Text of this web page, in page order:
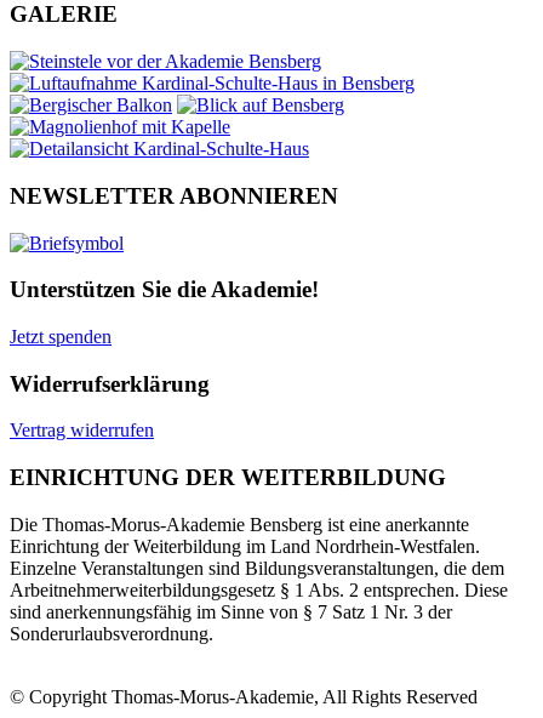
GALERIE
NEWSLETTER ABONNIEREN
Unterstützen Sie die Akademie!
Jetzt spenden
Widerrufserklärung
Vertrag widerrufen
EINRICHTUNG DER WEITERBILDUNG
Die Thomas-Morus-Akademie Bensberg ist eine anerkannte
Einrichtung der Weiterbildung im Land Nordrhein-Westfalen.
Einzelne Veranstaltungen sind Bildungsveranstaltungen, die dem
Arbeitnehmerweiterbildungsgesetz § 1 Abs. 2 entsprechen. Diese
sind anerkennungsfähig im Sinne von § 7 Satz 1 Nr. 3 der
Sonderurlaubsverordnung.
© Copyright Thomas-Morus-Akademie, All Rights Reserved